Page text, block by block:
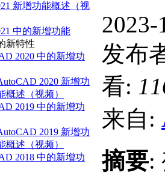
新增功能概述（视
中的新增功能
新特性
2020 中的新增功
2020 新增功
概述（视频）
2019 中的新增功
2019 新增功
概述（视频）
2018 中的新增功
2023-
发布
看:
来自:
摘要: